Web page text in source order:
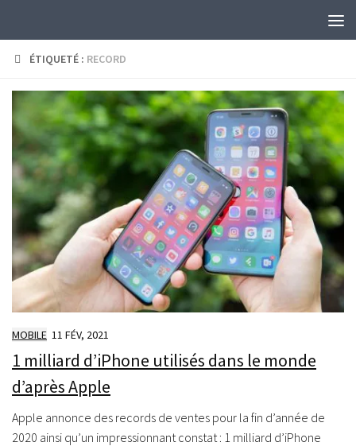
ÉTIQUETÉ : RECORD
MOBILE 11 FÉV, 2021
1 milliard d’iPhone utilisés dans le monde
d’après Apple
Apple annonce des records de ventes pour la fin d’année de
2020 ainsi qu’un impressionnant constat : 1 milliard d’iPhone